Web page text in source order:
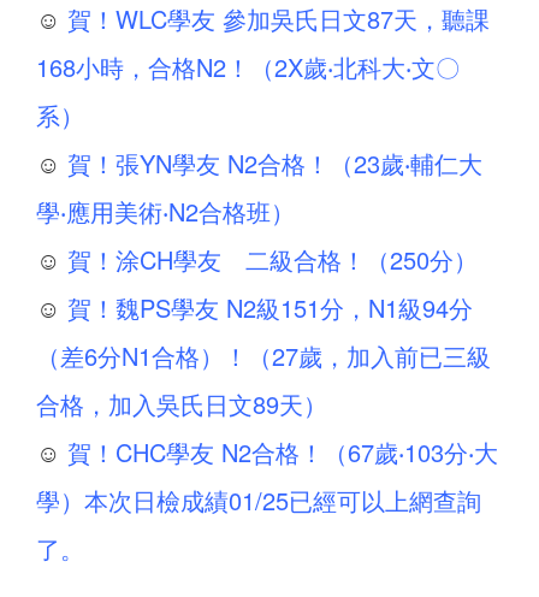
☺ 賀！WLC學友 參加吳氏日文87天，聽課
168小時，合格N2！（2X歲‧北科大‧文〇
系）
☺ 賀！張YN學友 N2合格！（23歲‧輔仁大
學‧應用美術‧N2合格班）
☺ 賀！涂CH學友 二級合格！（250分）
☺ 賀！魏PS學友 N2級151分，N1級94分
（差6分N1合格）！（27歲，加入前已三級
合格，加入吳氏日文89天）
☺ 賀！CHC學友 N2合格！（67歲‧103分‧大
學）本次日檢成績01/25已經可以上網查詢
了。